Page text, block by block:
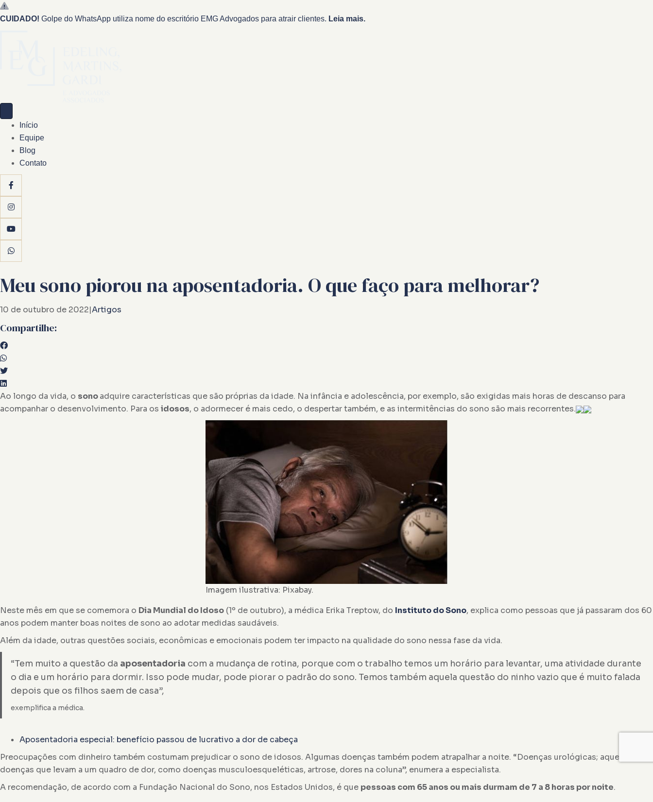
CUIDADO! Golpe do WhatsApp utiliza nome do escritório EMG Advogados para atrair clientes. Leia mais.
Início
Equipe
Blog
Contato
Meu sono piorou na aposentadoria. O que faço para melhorar?
10 de outubro de 2022|Artigos
Compartilhe:
Ao longo da vida, o sonoadquire características que são próprias da idade. Na infância e adolescência, por exemplo, são exigidas mais horas de descanso para
acompanhar o desenvolvimento. Para os idosos, o adormecer é mais cedo, o despertar também, e as intermitências do sono são mais recorrentes.
Imagem ilustrativa: Pixabay.
Neste mês em que se comemora o Dia Mundial do Idoso (1º de outubro), a médica Erika Treptow, do Instituto do Sono, explica como pessoas que já passaram dos 60
anos podem manter boas noites de sono ao adotar medidas saudáveis.
Além da idade, outras questões sociais, econômicas e emocionais podem ter impacto na qualidade do sono nessa fase da vida.
“Tem muito a questão da aposentadoria com a mudança de rotina, porque com o trabalho temos um horário para levantar, uma atividade durante
o dia e um horário para dormir. Isso pode mudar, pode piorar o padrão do sono. Temos também aquela questão do ninho vazio que é muito falada
depois que os filhos saem de casa”,
exemplifica a médica.
Aposentadoria especial: benefício passou de lucrativo a dor de cabeça
Preocupações com dinheiro também costumam prejudicar o sono de idosos. Algumas doenças também podem atrapalhar a noite. “Doenças urológicas; aquelas
doenças que levam a um quadro de dor, como doenças musculoesqueléticas, artrose, dores na coluna”, enumera a especialista.
A recomendação, de acordo com a Fundação Nacional do Sono, nos Estados Unidos, é que pessoas com 65 anos ou mais durmam de 7 a 8 horas por noite.